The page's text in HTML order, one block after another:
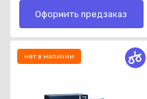
Оформить предзаказ
нет в наличии